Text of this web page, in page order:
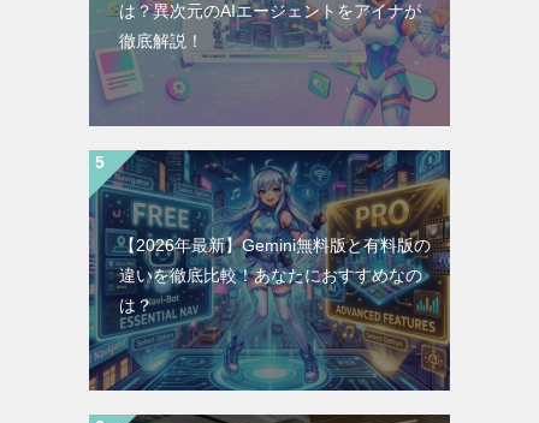
は？異次元のAIエージェントをアイナが
徹底解説！
【2026年最新】Gemini無料版と有料版の
違いを徹底比較！あなたにおすすめなの
は？